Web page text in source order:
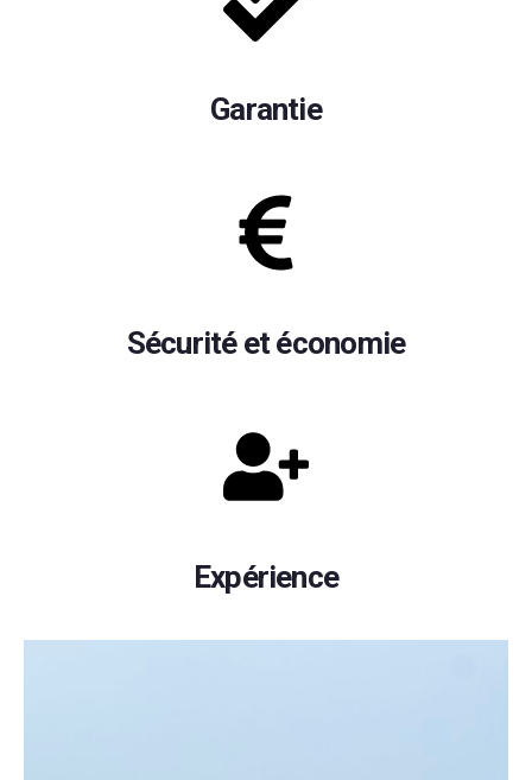
Garantie
Sécurité et économie
Expérience